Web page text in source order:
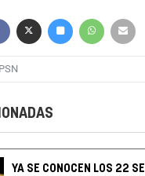
PSN
YA SE CONOCEN LOS 22